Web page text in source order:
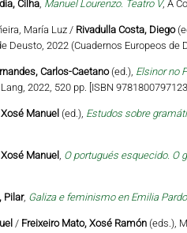
Cilha, Manuel Lourenzo. Teatro V, A
María Luz / Rivadulla Costa, Diego
Deusto, 2022 (Cuadernos Europeos de
Carlos-Caetano(ed.), Elsinor no
2022, 520 pp. [ISBN
Manuel (ed.), Estudos sobre
Manuel , O portugués esquecido. O
Pilar, Galiza e feminismo en Emilia
/ Freixeiro Mato, Xosé Ramón(eds.),